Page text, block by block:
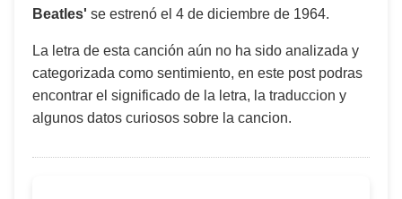
Beatles' se estrenó el 4 de diciembre de 1964.
La letra de esta canción aún no ha sido analizada y
categorizada como sentimiento, en este post podras
encontrar el significado de la letra, la traduccion y
algunos datos curiosos sobre la cancion.